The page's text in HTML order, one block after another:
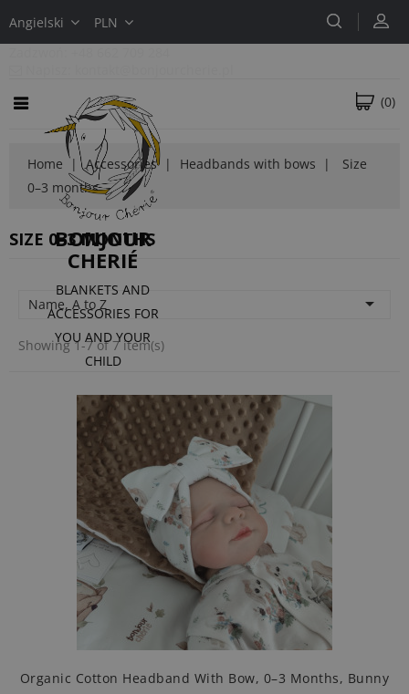
Angielski
PLN
BONJOUR
CHERIÉ
BLANKETS AND
ACCESSORIES FOR
YOU AND YOUR
CHILD
(0)
Home Accessories Headbands with bows
Size
0–3 months
SIZE 0–3 MONTHS
Name, A to Z 
Showing 1-7 of 7 item(s)
Organic Cotton Headband With Bow, 0–3 Months, Bunny